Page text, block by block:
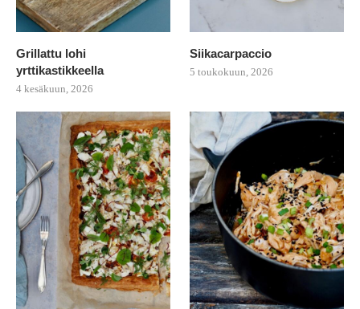
Grillattu lohi
yrttikastikkeella
4 kesäkuun, 2026
Siikacarpaccio
5 toukokuun, 2026